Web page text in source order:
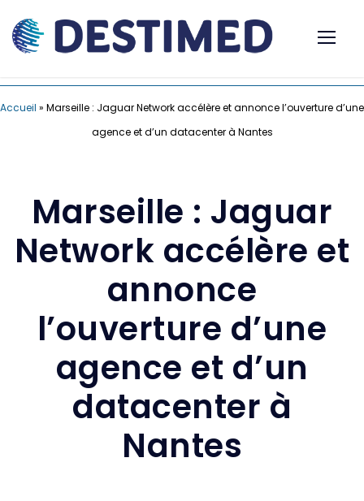
Accueil » Marseille : Jaguar Network accélère et annonce l’ouverture d’une
agence et d’un datacenter à Nantes
Marseille : Jaguar
Network accélère et
annonce
l’ouverture d’une
agence et d’un
datacenter à
Nantes